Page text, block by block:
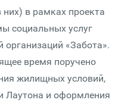
в рамках проекта
социальных услуг
«Забота».
время поручено
жилищных условий,
Лаутона и оформления